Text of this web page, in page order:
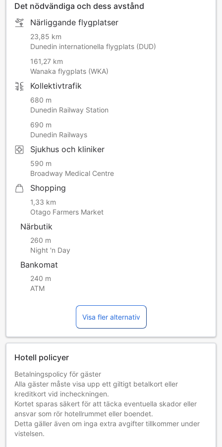
Det nödvändiga och dess avstånd
Närliggande flygplatser
23,85 km
Dunedin internationella flygplats (DUD)
161,27 km
Wanaka flygplats (WKA)
Kollektivtrafik
680 m
Dunedin Railway Station
690 m
Dunedin Railways
Sjukhus och kliniker
590 m
Broadway Medical Centre
Shopping
1,33 km
Otago Farmers Market
Närbutik
260 m
Night 'n Day
Bankomat
240 m
ATM
Visa fler alternativ
Hotell policyer
Betalningspolicy för gäster
Alla gäster måste visa upp ett giltigt betalkort eller
kreditkort vid incheckningen.
Kortet sparas säkert för att täcka eventuella skador eller
ansvar som rör hotellrummet eller boendet.
Detta gäller även om inga extra avgifter tillkommer under
vistelsen.